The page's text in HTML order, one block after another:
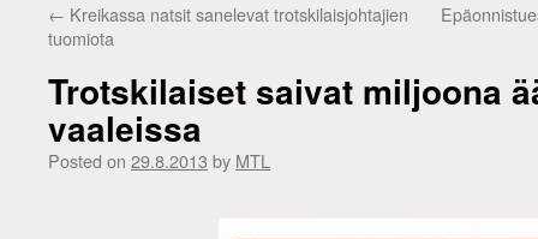
← Kreikassa natsit sanelevat trotskilaisjohtajien
tuomiota
Trotskilaiset saivat miljoona
vaaleissa
Posted on 29.8.2013 by MTL